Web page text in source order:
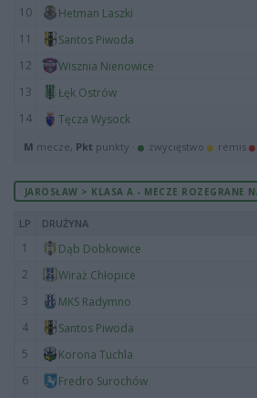
10 Hetman Laszki
11
Santos Piwoda
12
Wisznia Nienowice
13
Łęk Ostrów
14
Tęcza Wysock
M mecze, Pkt punkty · zwycięstwo remis
JAROSŁAW > KLASA A - MECZE ROZEGRANE
LP DRUŻYNA
1 Dąb Dobkowice
2
Wiraż Chłopice
3
MKS Radymno
4
Santos Piwoda
5
Korona Tuchla
6
Fredro Surochów